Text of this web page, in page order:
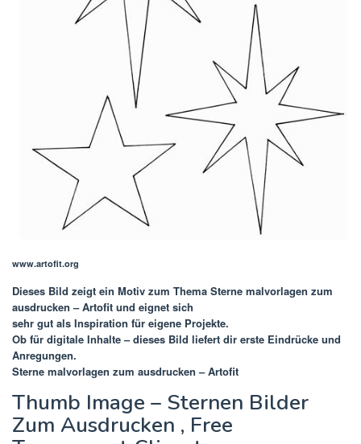
www.artofit.org
Dieses Bild zeigt ein Motiv zum Thema Sterne malvorlagen zum
ausdrucken – Artofit und eignet sich
sehr gut als Inspiration für eigene Projekte.
Ob für digitale Inhalte – dieses Bild liefert dir erste Eindrücke und
Anregungen.
Sterne malvorlagen zum ausdrucken – Artofit
Thumb Image – Sternen Bilder
Zum Ausdrucken , Free